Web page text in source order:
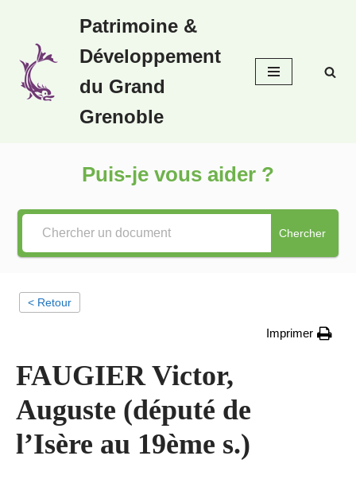
au
contenu
Patrimoine &
Développement
du Grand
Grenoble
Puis-je vous aider ?
Chercher
< Retour
Imprimer
FAUGIER Victor,
Auguste (député de
l’Isère au 19ème s.)